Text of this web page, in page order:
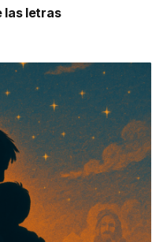
las letras